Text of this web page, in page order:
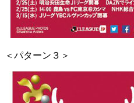
＜パターン３＞